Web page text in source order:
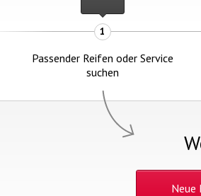
1
Passender Reifen oder Service
suchen
Neue